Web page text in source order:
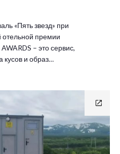
«Пять звезд» при
отельной премии
– это сервис,
кусов и образ…